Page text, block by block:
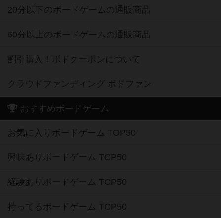
20分以下のボードゲームの通販商品
60分以上のボードゲームの通販商品
割引購入！ボドクーポンについて
クラウドファンディング ボドファン
おすすめボードゲーム
お気に入りボードゲーム TOP50
興味ありボードゲーム TOP50
経験ありボードゲーム TOP50
持ってるボードゲーム TOP50